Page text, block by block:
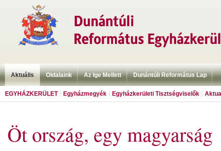
Aktuális Oldalaink Az Ige Mellett Dunántúli Református Lap
EGYHÁZKERÜLET Egyházmegyék Egyházkerületi Tisztségviselők
Öt ország, egy magyarság